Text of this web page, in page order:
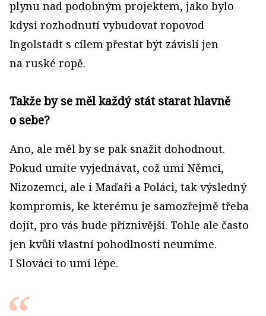
plynu nad podobným projektem, jako bylo
kdysi rozhodnutí vybudovat ropovod
Ingolstadt s cílem přestat být závislí jen
na ruské ropě.
Takže by se měl každý stát starat hlavně
o sebe?
Ano, ale měl by se pak snažit dohodnout.
Pokud umíte vyjednávat, což umí Němci,
Nizozemci, ale i Maďaři a Poláci, tak výsledný
kompromis, ke kterému je samozřejmě třeba
dojít, pro vás bude příznivější. Tohle ale často
jen kvůli vlastní pohodlnosti neumíme.
I Slováci to umí lépe.